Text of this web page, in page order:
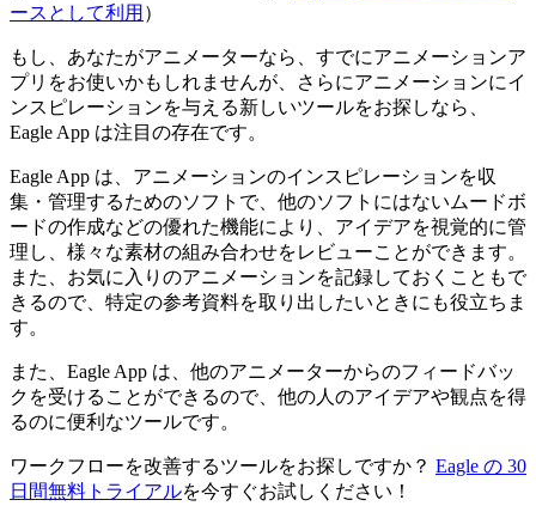
ースとして利用 ）
もし、あなたがアニメーターなら、すでにアニメーションア
プリをお使いかもしれませんが、さらにアニメーションにイ
ンスピレーションを与える新しいツールをお探しなら、
Eagle App は注目の存在です。
Eagle App は、アニメーションのインスピレーションを収
集・管理するためのソフトで、他のソフトにはないムードボ
ードの作成などの優れた機能により、アイデアを視覚的に管
理し、様々な素材の組み合わせをレビューことができます。
また、お気に入りのアニメーションを記録しておくこともで
きるので、特定の参考資料を取り出したいときにも役立ちま
す。
また、Eagle App は、他のアニメーターからのフィードバッ
クを受けることができるので、他の人のアイデアや観点を得
るのに便利なツールです。
ワークフローを改善するツールをお探しですか？ Eagle の 30
日間無料トライアルを今すぐお試しください！